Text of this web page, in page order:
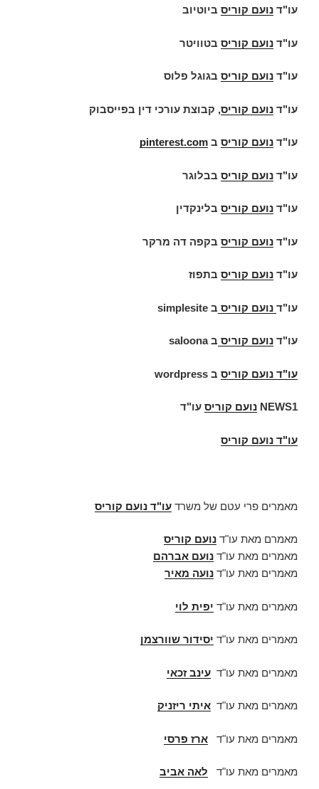
עו"ד נועם קוריס ביוטיוב
עו"ד נועם קוריס בטוויטר
עו"ד נועם קוריס בגוגל פלוס
עו"ד נועם קוריס, קבוצת עורכי דין בפייסבוק
עו"ד נועם קוריס ב pinterest.com
עו"ד נועם קוריס בבלוגר
עו"ד נועם קוריס בלינקדין
עו"ד נועם קוריס בקפה דה מרקר
עו"ד נועם קוריס בתפוז
עו"ד נועם קוריס ב simplesite
עו"ד נועם קוריס בsaloona
עו"ד נועם קוריס ב wordpress
NEWS1 נועם קוריס עו"ד
עו"ד נועם קוריס
מאמרים פרי עטם של משרד עו"ד נועם קוריס
מאמרם מאת עו"ד נועם קוריס
מאמרים מאת עו"ד נועם אברהם
מאמרים מאת עו"ד נועה מאיר
מאמרים מאת עו"ד יפית לוי
מאמרים מאת עו"ד יסידור שוורצמן
מאמרים מאת עו"ד עינב זכאי
מאמרים מאת עו"ד איתי ריזניק
מאמרים מאת עו"ד ארז פרסי
מאמרים מאת עו"ד לאה אביב